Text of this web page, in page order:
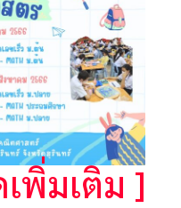
พิ่มเติม ]